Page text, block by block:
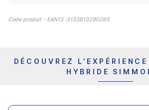
Code produit - EAN13 :3133613290265
DÉCOUVREZ
HYBRIDE